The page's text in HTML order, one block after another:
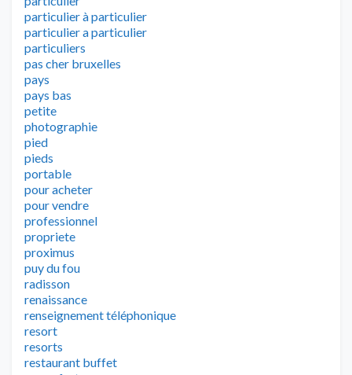
particulier à particulier
particulier a particulier
particuliers
pas cher bruxelles
pays
pays bas
petite
photographie
pied
pieds
portable
pour acheter
pour vendre
professionnel
propriete
proximus
puy du fou
radisson
renaissance
renseignement téléphonique
resort
resorts
restaurant buffet